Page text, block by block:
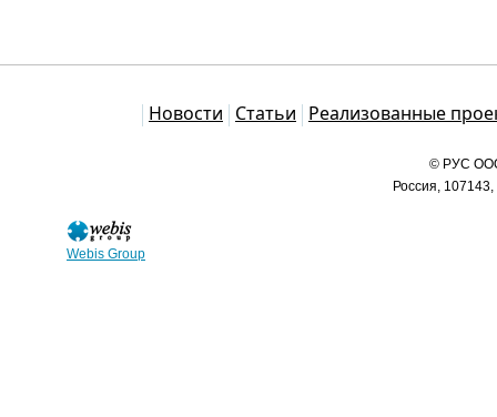
Webis Group
Новости Статьи Реализованные
© РУС ООО
Россия,